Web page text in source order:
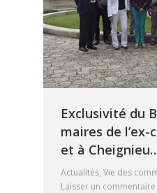
Exclusivité du
maires de
et à
Actualités, Vie des
Laisser un commentaire